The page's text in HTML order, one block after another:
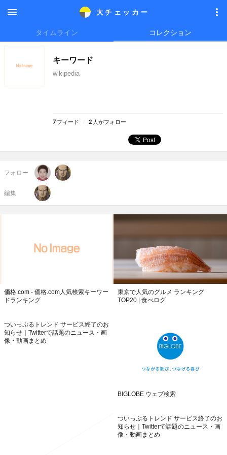
大チェッカ ー
キーワード
wikipedia
7 フィード 2 人がフォロー
タイムライン コレクション
フォロー
編集
価格.com - 価格.com人気検索キーワー
ドランキング
東京で人気のグルメ ランキング
TOP20 | 食べログ
ついっぷるトレンド サービス終了のお
知らせ｜Twitterで話題のニュース・画
像・動画まとめ
BIGLOBE ウェブ検索
ついっぷるトレンド サービス終了のお
知らせ｜Twitterで話題のニュース・画
像・動画まとめ